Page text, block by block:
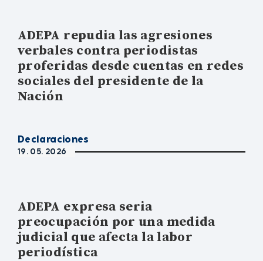
ADEPA repudia las agresiones
verbales contra periodistas
proferidas desde cuentas en redes
sociales del presidente de la
Nación
Declaraciones
19. 05. 2026
ADEPA expresa seria
preocupación por una medida
judicial que afecta la labor
periodística